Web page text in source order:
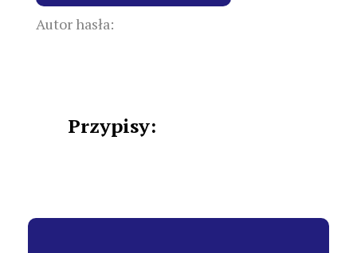
Autor hasła:
Przypisy: